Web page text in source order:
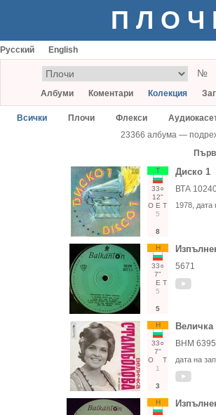
Русский English
№
Албуми Коментари Колекция
Всички Плочи Флекси
23366 албума —
Т
33○
12"
О Е Т
5
8
Диско 1
ВТА
1978 ,
Н
33○
7"
Е Т
5
5
5671
Н
33○
7"
О
Т
1
3
ВНМ 6395
дата на
Н